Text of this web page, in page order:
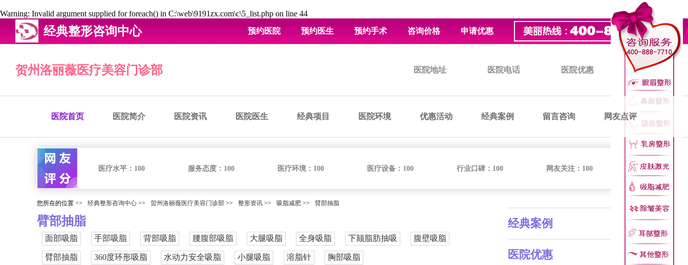
Warning: Invalid argument supplied for foreach() in C:\web\9191zx.com\c\5_list.php on line 44
经典整形咨询中心 预约医院 预约医生 预约手术 咨询价格 申请优惠
贺州洛丽薇医疗美容门诊部 医院地址 医院电话 医院优惠 医院价格
医院首页 医院简介 医院资讯 医院医生 经典项目 医院环境 优惠活动 经典案例 留言咨询 网友点评
医疗水平： 100 服务态度： 100 医疗环境： 100 医疗设备： 100 行业口碑： 100 网友关注： 100
您所在的位置 >> 经典整形咨询中心 >> 贺州洛丽薇医疗美容门诊部 >> 整形资讯 >> 吸脂减肥 >> 臂部抽脂
臂部抽脂
面部吸脂 手部吸脂 背部吸脂 腰腹部吸脂 大腿吸脂 全身吸脂 下颏脂肪抽吸 腹壁吸脂
臂部抽脂 360度环形吸脂 水动力安全吸脂 小腿吸脂 溶脂针 胸部吸脂
经典案例
医院优惠